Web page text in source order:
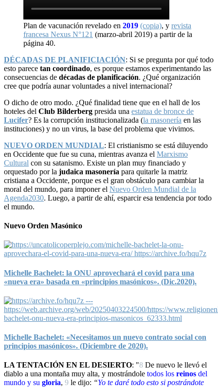
Plan de vacunación revelado en 2019 (copia), y revista
francesa Nexus N°121 (marzo-abril 2019) a partir de la
página 40.
DÉCADAS DE PLANIFICIACIÓN: Si se pregunta por qué todo
esto parece tan coordinado, es porque estamos experimentando las
consecuencias de décadas de planificación. ¿Qué organización
cree que podría aunar voluntades a nivel internacional?
O dicho de otro modo. ¿Qué finalidad tiene que en el hall de los
hoteles del Club Bilderberg presida una estatua de bronce de
Lucifer? Es la corrupción institucionalizada (la masonería en las
instituciones) y no un virus, la base del problema que vivimos.
NUEVO ORDEN MUNDIAL: El cristianismo se está diluyendo
en Occidente que fue su cuna, mientras avanza el Marxismo
Cultural con su satanismo. Existe un plan muy financiado y
orquestado por la judaica masonería para quitarle la matriz
cristiana a Occidente, porque es el gran obstáculo para cambiar la
moral del mundo, para imponer el Nuevo Orden Mundial de la
Agenda2030. Luego, a partir de ahí, esparcir esa tendencia por todo
el mundo.
Nuevo Orden Masónico
Michelle Bachelet: la ONU aprovechará el covid para una
«nueva era» basada en «principios masónicos». (Dic.2020).
Michelle Bachelet: «Necesitamos un nuevo contrato social con
principios masónicos». (Diciembre de 2020).
LA TENTACIÓN EN EL DESIERTO: "8 De nuevo le llevó el
diablo a una montaña muy alta, y mostrándole todos los reinos del
mundo y su gloria, 9 le dijo: “Yo te daré todo esto si postrándote